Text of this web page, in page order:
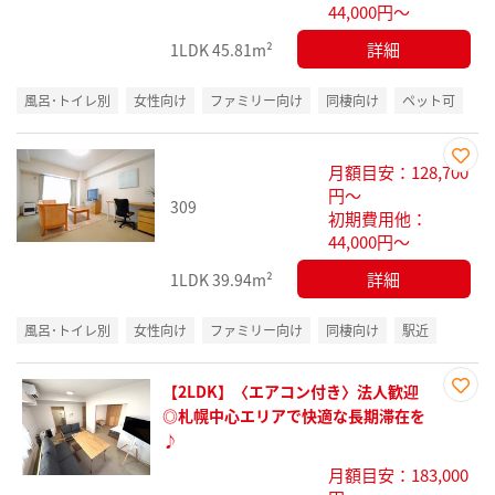
44,000円～
1LDK45.81m² 詳細
風呂･トイレ別 女性向け ファミリー向け 同棲向け ペット可
お気
309
月額目安：128,700
円～
初期費用他：
44,000円～
1LDK39.94m² 詳細
風呂･トイレ別 女性向け ファミリー向け 同棲向け 駅近
録
【2LDK】〈エアコン付き〉法人歓迎
◎札幌中心エリアで快適な長期滞在を
♪
月額目安：183,000